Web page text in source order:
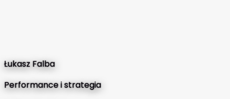
Łukasz Falba
Performance i strategia